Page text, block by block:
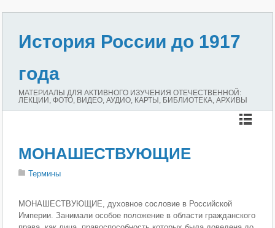
История России до 1917
года
МАТЕРИАЛЫ ДЛЯ АКТИВНОГО ИЗУЧЕНИЯ ОТЕЧЕСТВЕННОЙ:
ЛЕКЦИИ, ФОТО, ВИДЕО, АУДИО, КАРТЫ, БИБЛИОТЕКА, АРХИВЫ
МОНАШЕСТВУЮЩИЕ
Термины
МОНАШЕСТВУЮЩИЕ, духовное сословие в Российской
Империи. Занимали особое положение в области гражданского